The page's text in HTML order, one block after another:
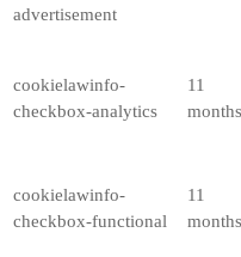
advertisement
cookielawinfo-
checkbox-analytics
11
months
cookielawinfo-
checkbox-functional
11
months